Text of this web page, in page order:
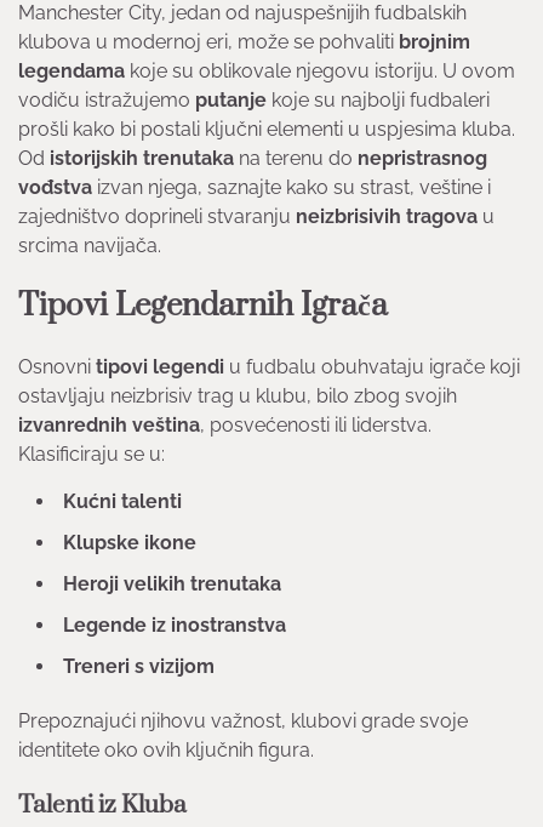
Manchester City, jedan od najuspešnijih fudbalskih
klubova u modernoj eri, može se pohvaliti brojnim
legendama koje su oblikovale njegovu istoriju. U ovom
vodiču istražujemo putanje koje su najbolji fudbaleri
prošli kako bi postali ključni elementi u uspjesima kluba.
Od istorijskih trenutaka na terenu do nepristrasnog
vođstva izvan njega, saznajte kako su strast, veštine i
zajedništvo doprineli stvaranju neizbrisivih tragova u
srcima navijača.
Tipovi Legendarnih Igrača
Osnovni tipovi legendi u fudbalu obuhvataju igrače koji
ostavljaju neizbrisiv trag u klubu, bilo zbog svojih
izvanrednih veština, posvećenosti ili liderstva.
Klasificiraju se u:
Kućni talenti
Klupske ikone
Heroji velikih trenutaka
Legende iz inostranstva
Treneri s vizijom
Prepoznajući njihovu važnost, klubovi grade svoje
identitete oko ovih ključnih figura.
Talenti iz Kluba